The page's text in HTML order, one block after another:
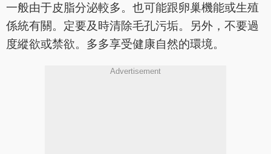
一般由于皮脂分泌較多。也可能跟卵巢機能或生殖
係統有關。定要及時清除毛孔污垢。另外，不要過
度縱欲或禁欲。多多享受健康自然的環境。
Advertisement